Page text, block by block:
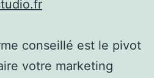
conseillé est le pivot
votre marketing